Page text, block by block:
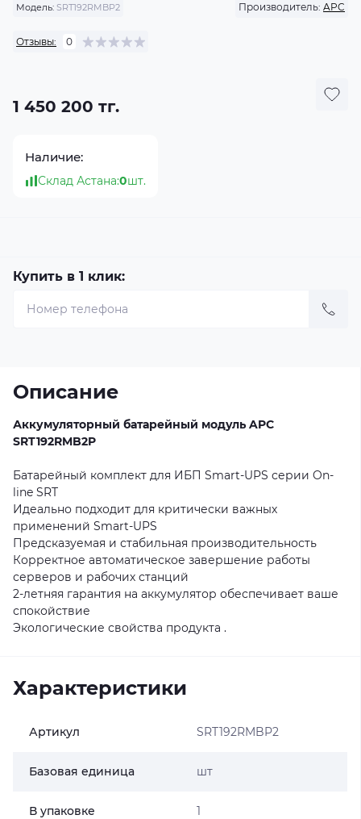
Модель: SRT192RMBP2 Производитель: APC
Отзывы: 0
1 450 200 тг.
Наличие:
Склад Астана:0шт.
Купить в 1 клик:
Описание
Аккумуляторный батарейный модуль APC
SRT192RMB2P
Батарейный комплект для ИБП Smart-UPS серии On-
line SRT
Идеально подходит для критически важных
применений Smart-UPS
Предсказуемая и стабильная производительность
Корректное автоматическое завершение работы
серверов и рабочих станций
2-летняя гарантия на аккумулятор обеспечивает ваше
спокойствие
Экологические свойства продукта .
Характеристики
Артикул SRT192RMBP2
Базовая единица шт
В упаковке 1